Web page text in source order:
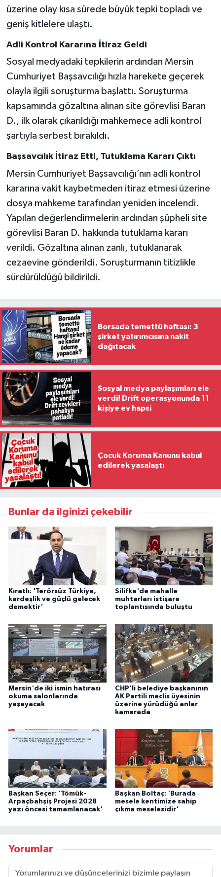
üzerine olay kısa sürede büyük tepki topladı ve
geniş kitlelere ulaştı.
Adli Kontrol Kararına İtiraz Geldi
Sosyal medyadaki tepkilerin ardından Mersin
Cumhuriyet Başsavcılığı hızla harekete geçerek
olayla ilgili soruşturma başlattı. Soruşturma
kapsamında gözaltına alınan site görevlisi Baran
D., ilk olarak çıkarıldığı mahkemece adli kontrol
şartıyla serbest bırakıldı.
Başsavcılık İtiraz Etti, Tutuklama Kararı Çıktı
Mersin Cumhuriyet Başsavcılığı’nın adli kontrol
kararına vakit kaybetmeden itiraz etmesi üzerine
dosya mahkeme tarafından yeniden incelendi.
Yapılan değerlendirmelerin ardından şüpheli site
görevlisi Baran D. hakkında tutuklama kararı
verildi. Gözaltına alınan zanlı, tutuklanarak
cezaevine gönderildi. Soruşturmanın titizlikle
sürdürüldüğü bildirildi.
Borsada temettü haftası: 3
şirket yatırımcısına nakit
dağıtacak
Sosyal medya paylaşımları ele
verdi! Drift operasyonunda 11
kişiye ev hapsi
Çocuk Koruma Kanunu kabul
edilerek yasalaştı
Bunlar da ilginizi çekebilir
Kıratlı: 'Terörsüz Türkiye,
kardeşlik ve güçlü gelecek
demektir'
Silifke'de mahalle
muhtarları istişare
toplantısında buluştu
Mersin'de iki ismin hatırası
okuma salonlarında
yaşayacak
CHP'li belediye başkanının
AK Partili meclis üyesinin
üzerine yürüdüğü anlar
kamerada
Başkan Seçer: 'Tömük-
Arpaçbahşiş Projesi 2028
yazı öncesi tamamlanacak'
Başkan Boltaç: 'Burada
mesele kentimize sahip
çıkma meselesidir'
Yorumlar